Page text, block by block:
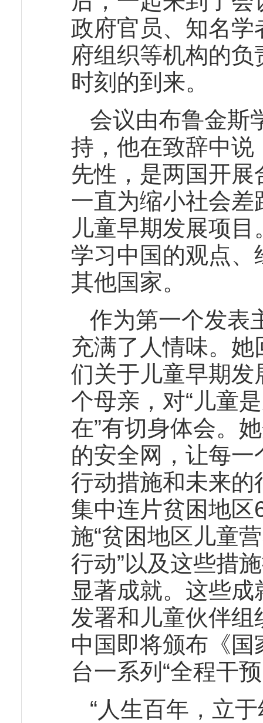
政府官员、知名
府组织等机构的
时刻的到来。
会议由布鲁金斯
持，他在致辞中
先性，是两国开
一直为缩小社会
儿童早期发展项
学习中国的观点
其他国家。
作为第一个发表
充满了人情味。
们关于儿童早期
个母亲，对“儿童
在”有切身体会。
的安全网，让每一
行动措施和未来
集中连片贫困地
施“贫困地区儿童
行动”以及这些措
显著成就。这些
发署和儿童伙伴
中国即将颁布《
台一系列“全程干
“人生百年，立